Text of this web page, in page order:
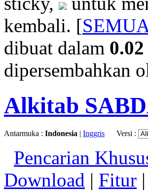
kembali. [
dibuat dalam 0.02
dipersembahkan
Alkitab
Antarmuka : Indonesia | Inggris Versi :
Pencarian
Download | Fitur |